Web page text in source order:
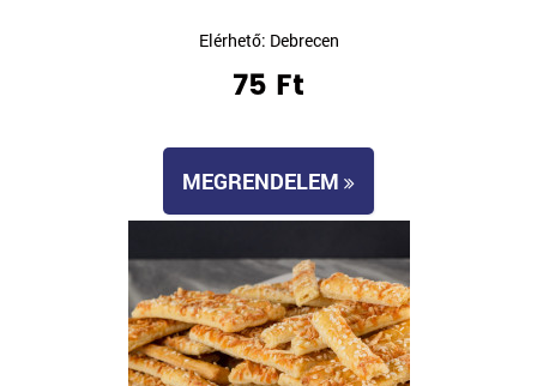
Elérhető: Debrecen
75 Ft
MEGRENDELEM